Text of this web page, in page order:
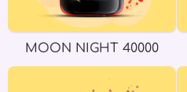
MOON NIGHT 40000